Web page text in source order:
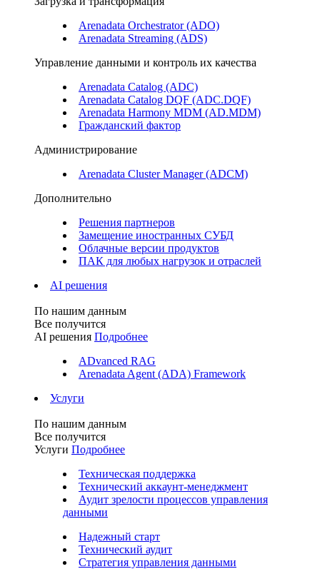
Arenadata Orchestrator (ADO)
Arenadata Streaming (ADS)
Управление данными и контроль их качества
Arenadata Catalog (ADC)
Arenadata Catalog DQF (ADС.DQF)
Arenadata Harmony MDM (AD.MDM)
Гражданский фактор
Администрирование
Arenadata Cluster Manager (ADCM)
Дополнительно
Решения партнеров
Замещение иностранных СУБД
Облачные версии продуктов
ПАК для любых нагрузок и отраслей
AI решения
По нашим данным
Все получится
AI решения Подробнее
ADvanced RAG
Arenadata Agent (ADA) Framework
Услуги
По нашим данным
Все получится
Услуги Подробнее
Техническая поддержка
Технический аккаунт-менеджмент
Аудит зрелости процессов управления
данными
Надежный старт
Технический аудит
Стратегия управления данными